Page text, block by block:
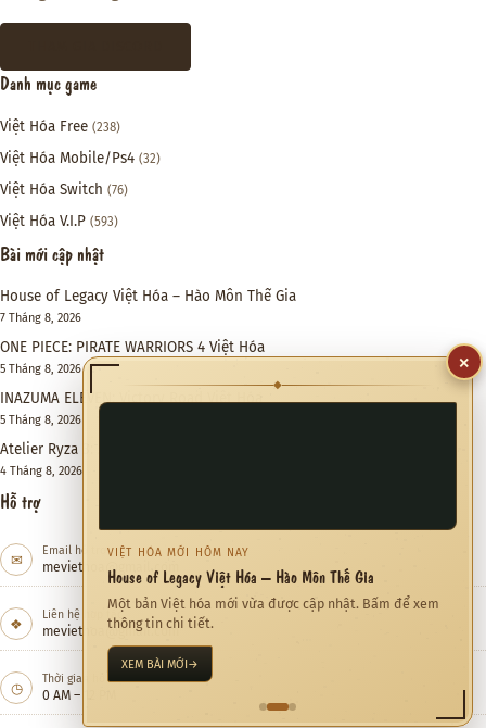
Danh mục game
Việt Hóa Free (238)
Việt Hóa Mobile/Ps4 (32)
Việt Hóa Switch (76)
Việt Hóa V.I.P (593)
Bài mới cập nhật
House of Legacy Việt Hóa – Hào Môn Thế Gia
7 Tháng 8, 2026
ONE PIECE: PIRATE WARRIORS 4 Việt Hóa
5 Tháng 8, 2026
INAZUMA ELEVEN: Victory Road Việt Hóa
5 Tháng 8, 2026
Atelier Ryza 3: Alchemist of the End & the Secret Key DX Việt Hóa
4 Tháng 8, 2026
Hỗ trợ
✉ Email hỗ trợ
meviethoa@gmail.com
❖ Liên hệ hợp tác
meviethoa@gmail.com
◷ Thời gian hỗ trợ
0 AM – 12 PM
×
◆
VIỆT HÓA MỚI HÔM NAY
House of Legacy Việt Hóa – Hào Môn Thế Gia
Một bản Việt hóa mới vừa được cập nhật. Bấm để xem
thông tin chi tiết.
XEM BÀI MỚI→